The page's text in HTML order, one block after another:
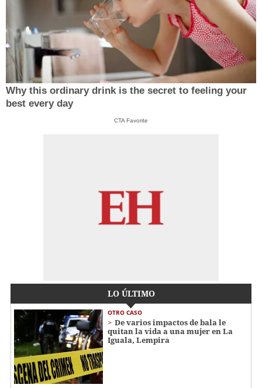
Why this ordinary drink is the secret to feeling your
best every day
CTA Favorite
LO ÚLTIMO
OTRO CASO
De varios impactos de bala le
quitan la vida a una mujer en La
Iguala, Lempira